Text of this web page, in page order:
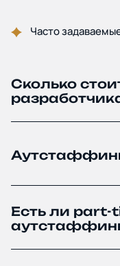
Часто
Сколько
Есть ли part-